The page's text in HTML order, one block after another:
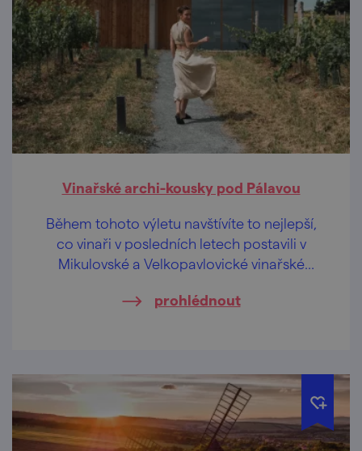
Vinařské archi-kousky pod Pálavou
Během tohoto výletu navštívíte to nejlepší,
co vinaři v posledních letech postavili v
Mikulovské a Velkopavlovické vinařské
milovnice cestování, architektury a designu.
prohlédnout